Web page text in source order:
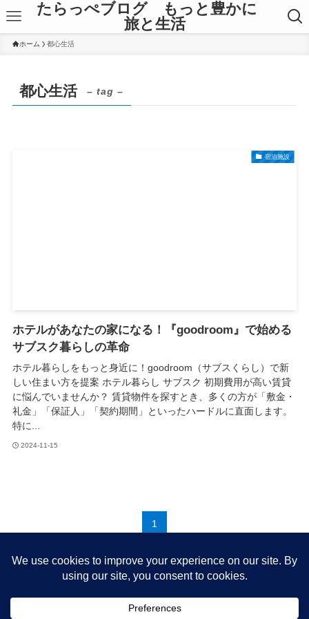
たらっぺブログ もっと豊かに
旅と生活
ホーム 都心生活
都心生活 – tag –
宿泊施設
ホテルがあなたの家になる！『goodroom』で始める
サブスク暮らしの革命
ホテル暮らしをもっと身近に！goodroom（サブスくらし）で新
しい住まい方を提案 ホテル暮らし サブスク 初期費用が高い賃貸
に悩んでいませんか？ 賃貸物件を探すとき、多くの方が「敷金・
礼金」「保証人」「契約期間」といったハードルに直面します。
特に...
2024-11-15
1